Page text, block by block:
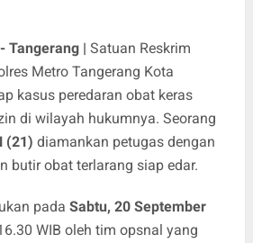
Tangerang | Satuan Reskrim
Metro Tangerang Kota
kasus peredaran obat keras
di wilayah hukumnya. Seorang
(21) diamankan petugas dengan
butir obat terlarang siap edar.
pada Sabtu, 20 September
WIB oleh tim opsnal yang